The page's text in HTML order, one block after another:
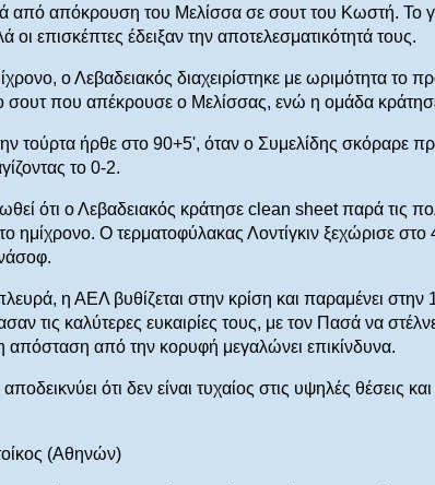
από απόκρουση του Μελίσσα σε σουτ του Κωστή. Το
οι επισκέπτες έδειξαν την αποτελεσματικότητά τους.
ο Λεβαδειακός διαχειρίστηκε με ωριμότητα το
σουτ που απέκρουσε ο Μελίσσας, ενώ η ομάδα
τούρτα ήρθε στο 90+5', όταν ο Συμελίδης σκόραρε
το 0-2.
ότι ο Λεβαδειακός κράτησε clean sheet παρά τις
ημίχρονο. Ο τερματοφύλακας Λοντίγκιν ξεχώρισε
η ΑΕΛ βυθίζεται στην κρίση και παραμένει
τις καλύτερες ευκαιρίες τους, με τον Πασά να
απόσταση από την κορυφή μεγαλώνει επικίνδυνα.
ότι δεν είναι τυχαίος στις υψηλές θέσεις
(Αθηνών)